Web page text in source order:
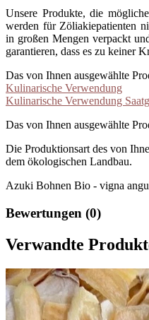
Unsere Produkte, die
werden für Zöliakiepatienten
in großen Mengen verpackt
garantieren, dass es zu keiner
Das von Ihnen ausgewählte
Kulinarische Verwendung
Kulinarische Verwendung
Das von Ihnen ausgewählte
Die Produktionsart des von
dem ökologischen Landbau.
Azuki Bohnen Bio - vigna
Bewertungen (0)
Verwandte